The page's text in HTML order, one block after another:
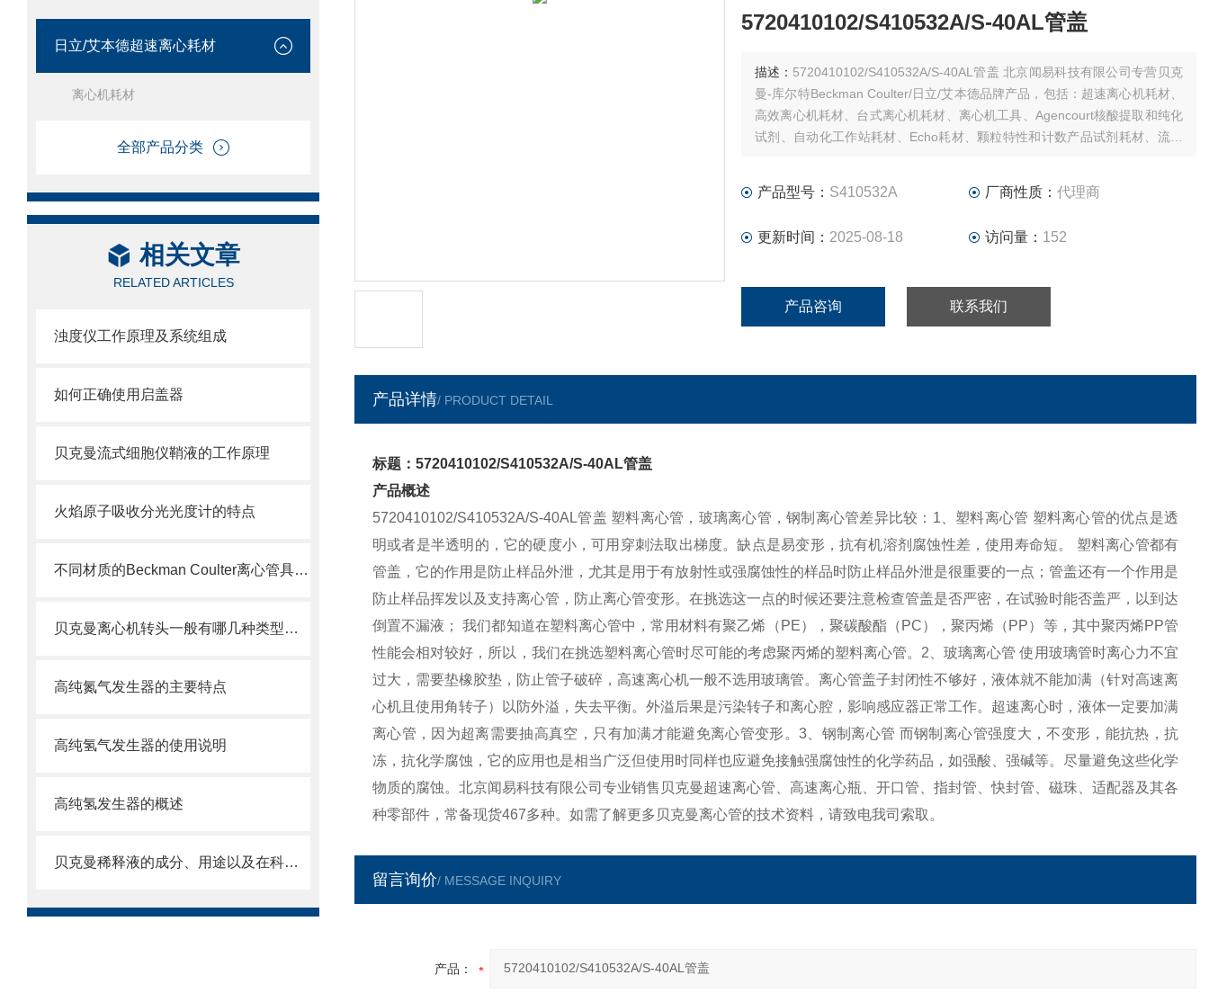
日立/艾本德超速离心耗材
离心机耗材
全部产品分类
相关文章
RELATED ARTICLES
浊度仪工作原理及系统组成
如何正确使用启盖器
贝克曼流式细胞仪鞘液的工作原理
火焰原子吸收分光光度计的特点
不同材质的Beckman Coulter离心管具有不同的使用特性
贝克曼离心机转头一般有哪几种类型呢？
高纯氮气发生器的主要特点
高纯氢气发生器的使用说明
高纯氢发生器的概述
贝克曼稀释液的成分、用途以及在科学研究中的重要性
5720410102/S410532A/S-40AL管盖
描述： 5720410102/S410532A/S-40AL管盖 北京闻易科技有限公司专营贝克
曼-库尔特Beckman Coulter/日立/艾本德品牌产品，包括：超速离心机耗材、
高效离心机耗材、台式离心机耗材、离心机工具、Agencourt核酸提取和纯化
试剂、自动化工作站耗材、Echo耗材、颗粒特性和计数产品试剂耗材、流式
产品型号： S410532A 厂商性质： 代理商
更新时间： 2025-08-18 访问量： 152
产品咨询 联系我们
产品详情/ PRODUCT DETAIL
标题：5720410102/S410532A/S-40AL管盖
产品概述
5720410102/S410532A/S-40AL管盖 塑料离心管，玻璃离心管，钢制离心管差异比较：1、塑料离心管 塑料离心管的优点是透
明或者是半透明的，它的硬度小，可用穿刺法取出梯度。缺点是易变形，抗有机溶剂腐蚀性差，使用寿命短。 塑料离心管都有
管盖，它的作用是防止样品外泄，尤其是用于有放射性或强腐蚀性的样品时防止样品外泄是很重要的一点；管盖还有一个作用是
防止样品挥发以及支持离心管，防止离心管变形。在挑选这一点的时候还要注意检查管盖是否严密，在试验时能否盖严，以到达
倒置不漏液； 我们都知道在塑料离心管中，常用材料有聚乙烯（PE），聚碳酸酯（PC），聚丙烯（PP）等，其中聚丙烯PP管
性能会相对较好，所以，我们在挑选塑料离心管时尽可能的考虑聚丙烯的塑料离心管。2、玻璃离心管 使用玻璃管时离心力不宜
过大，需要垫橡胶垫，防止管子破碎，高速离心机一般不选用玻璃管。离心管盖子封闭性不够好，液体就不能加满（针对高速离
心机且使用角转子）以防外溢，失去平衡。外溢后果是污染转子和离心腔，影响感应器正常工作。超速离心时，液体一定要加满
离心管，因为超离需要抽高真空，只有加满才能避免离心管变形。3、钢制离心管 而钢制离心管强度大，不变形，能抗热，抗
冻，抗化学腐蚀，它的应用也是相当广泛但使用时同样也应避免接触强腐蚀性的化学药品，如强酸、强碱等。尽量避免这些化学
物质的腐蚀。北京闻易科技有限公司专业销售贝克曼超速离心管、高速离心瓶、开口管、指封管、快封管、磁珠、适配器及其各
种零部件，常备现货467多种。如需了解更多贝克曼离心管的技术资料，请致电我司索取。
留言询价/ MESSAGE INQUIRY
产品：